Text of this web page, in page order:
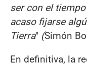
ser con el
acaso fijarse
Tierra" (Simón
En definitiva, la